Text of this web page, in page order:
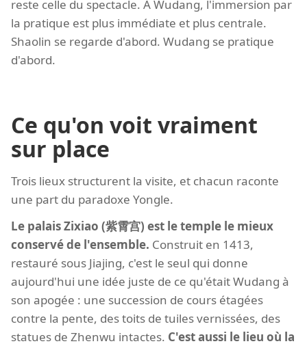
reste celle du spectacle. À Wudang, l'immersion par
la pratique est plus immédiate et plus centrale.
Shaolin se regarde d'abord. Wudang se pratique
d'abord.
Ce qu'on voit vraiment
sur place
Trois lieux structurent la visite, et chacun raconte
une part du paradoxe Yongle.
Le palais Zixiao (紫霄宫) est le temple le mieux
conservé de l'ensemble. Construit en 1413,
restauré sous Jiajing, c'est le seul qui donne
aujourd'hui une idée juste de ce qu'était Wudang à
son apogée : une succession de cours étagées
contre la pente, des toits de tuiles vernissées, des
statues de Zhenwu intactes. C'est aussi le lieu où la